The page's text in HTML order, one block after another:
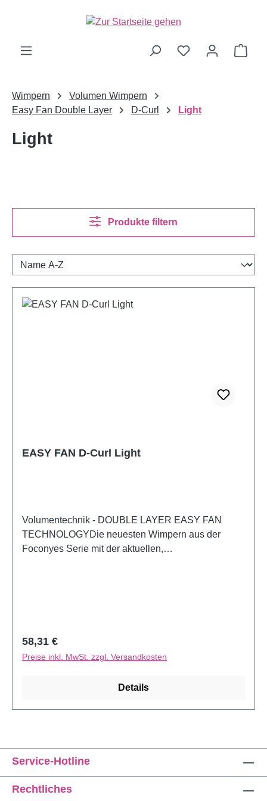
Wimpern
Volumen Wimpern
Easy Fan Double Layer
D-Curl Light
Light
Produkte filtern
EASY FAN D-Curl Light
Volumentechnik - DOUBLE LAYER EASY FAN
TECHNOLOGYDie neuesten Wimpern aus der
Foconyes Serie mit der aktuellen,
Regulärer Preis:
58,31 €
Preise inkl. MwSt. zzgl. Versandkosten
Details
Service-Hotline
Rechtliches